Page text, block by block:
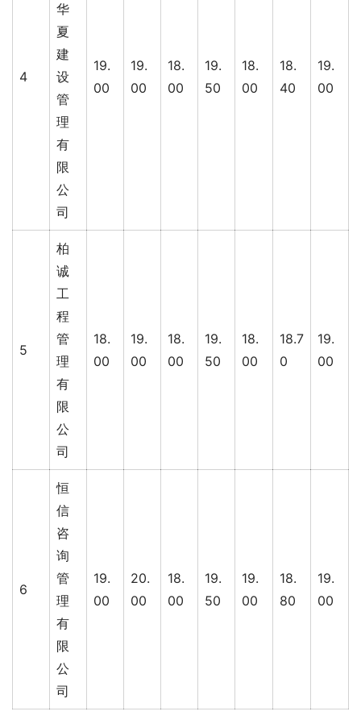
4
华
夏
建
设
管
理
有
限
公
司
19.
00
19.
00
18.
00
19.
50
18.
00
18.
40
19.
00
5
柏
诚
工
程
管
理
有
限
公
司
18.
00
19.
00
18.
00
19.
50
18.
00
18.7
0
19.
00
6
恒
信
咨
询
管
理
有
限
公
司
19.
00
20.
00
18.
00
19.
50
19.
00
18.
80
19.
00